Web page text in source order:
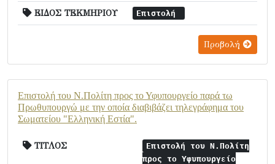
ΕΙΔΟΣ ΤΕΚΜΗΡΙΟΥ Επιστολή
Προβολή
Επιστολή του Ν.Πολίτη προς το Υφυπουργείο παρά τω
Πρωθυπουργώ με την οποία διαβιβάζει τηλεγράφημα του
Σωματείου "Ελληνική Εστία".
ΤΙΤΛΟΣ
Επιστολή του Ν.Πολίτη
προς το Υφυπουργείο